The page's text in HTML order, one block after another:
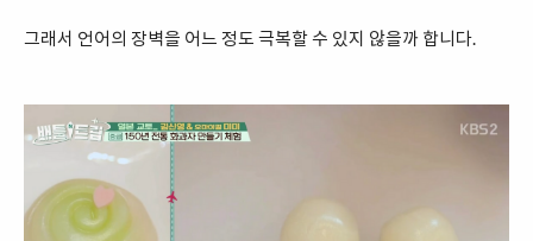
그래서 언어의 장벽을 어느 정도 극복할 수 있지 않을까 합니다.